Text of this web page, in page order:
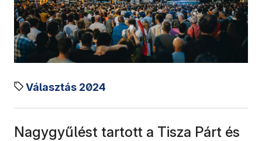
Választás 2024
Nagygyűlést tartott a Tisza Párt és